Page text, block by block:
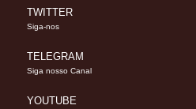
TWITTER
Siga-nos
TELEGRAM
Siga nosso Canal
YOUTUBE